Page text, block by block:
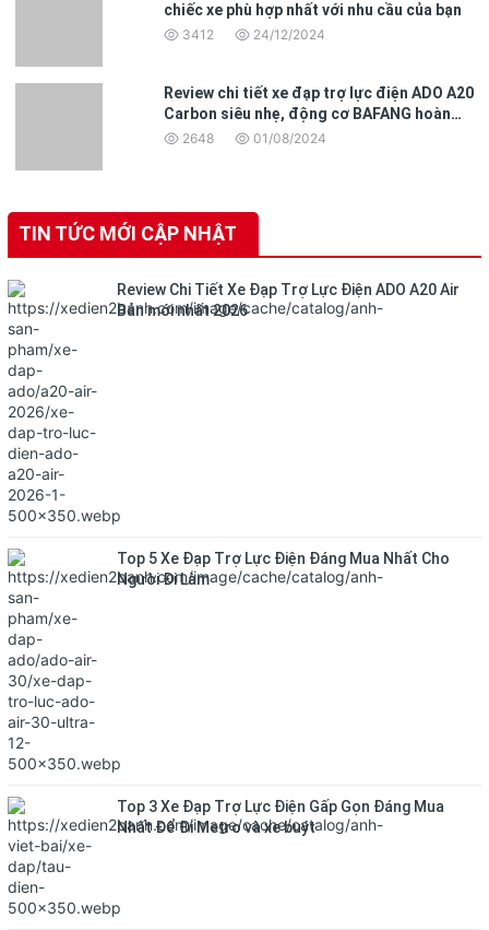
chiếc xe phù hợp nhất với nhu cầu của bạn
3412 24/12/2024
Review chi tiết xe đạp trợ lực điện ADO A20
Carbon siêu nhẹ, động cơ BAFANG hoàn
toàn mới
2648 01/08/2024
TIN TỨC MỚI CẬP NHẬT
Review Chi Tiết Xe Đạp Trợ Lực Điện ADO A20 Air
Bản mới nhất 2026
Top 5 Xe Đạp Trợ Lực Điện Đáng Mua Nhất Cho
Người Đi Làm
Top 3 Xe Đạp Trợ Lực Điện Gấp Gọn Đáng Mua
Nhất Để Đi Metro và xe buýt